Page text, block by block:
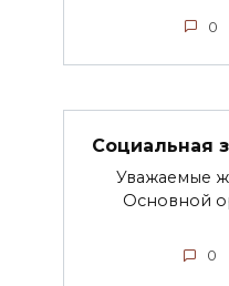
0
Социальная
Уважаемые
Основной
0